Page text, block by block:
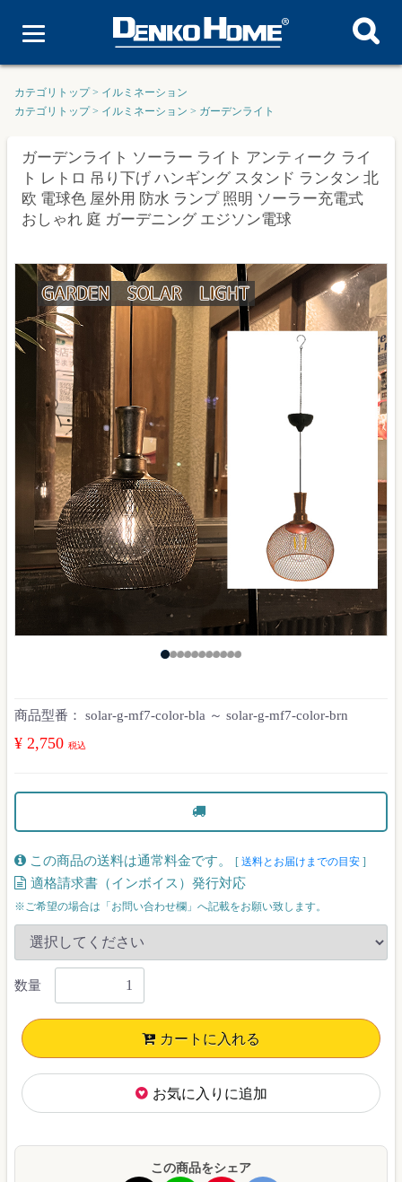
カテゴリトップ > イルミネーション
カテゴリトップ > イルミネーション > ガーデンライト
ガーデンライト ソーラー ライト アンティーク ライ
ト レトロ 吊り下げ ハンギング スタンド ランタン 北
欧 電球色 屋外用 防水 ランプ 照明 ソーラー充電式
おしゃれ 庭 ガーデニング エジソン電球
商品型番： solar-g-mf7-color-bla ～ solar-g-mf7-color-brn
¥ 2,750 税込
この商品の送料は通常料金です。 [ 送料とお届けまでの目安 ]
適格請求書（インボイス）発行対応
※ご希望の場合は「お問い合わせ欄」へ記載をお願い致します。
数量
カートに入れる
お気に入りに追加
この商品をシェア